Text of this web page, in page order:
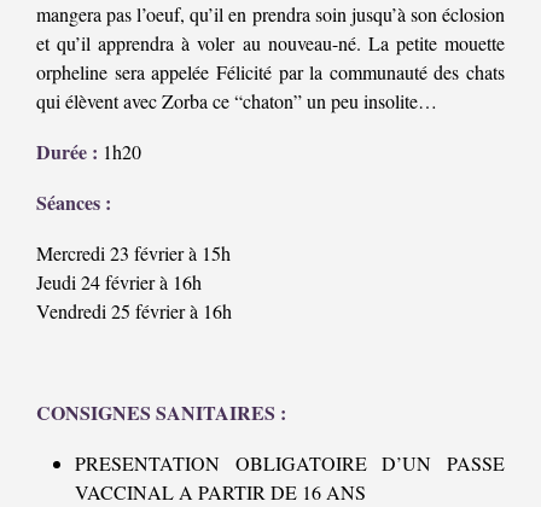
mangera pas l’oeuf, qu’il en prendra soin jusqu’à son éclosion
et qu’il apprendra à voler au nouveau-né. La petite mouette
orpheline sera appelée Félicité par la communauté des chats
qui élèvent avec Zorba ce “chaton” un peu insolite…
Durée : 1h20
Séances :
Mercredi 23 février à 15h
Jeudi 24 février à 16h
Vendredi 25 février à 16h
CONSIGNES SANITAIRES :
PRESENTATION OBLIGATOIRE D’UN PASSE
VACCINAL A PARTIR DE 16 ANS